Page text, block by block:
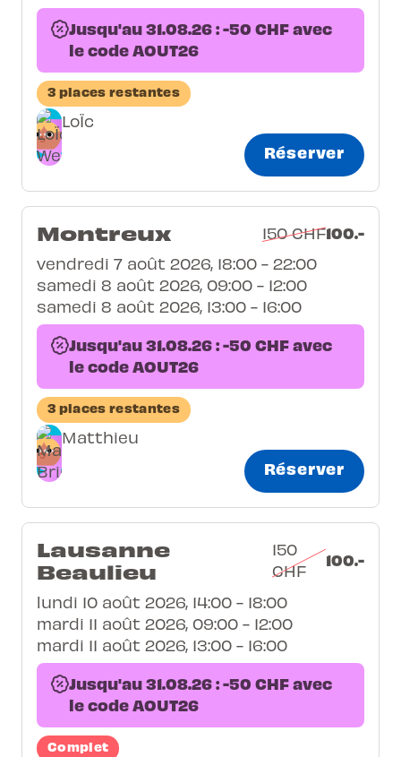
Jusqu'au 31.08.26 : -50 CHF avec
le code AOUT26
3 places restantes
LoÏc
Réserver
Montreux 150 CHF100.-
vendredi 7 août 2026, 18:00 - 22:00
samedi 8 août 2026, 09:00 - 12:00
samedi 8 août 2026, 13:00 - 16:00
Jusqu'au 31.08.26 : -50 CHF avec
le code AOUT26
3 places restantes
Matthieu
Réserver
Lausanne
Beaulieu
150
CHF
100.-
lundi 10 août 2026, 14:00 - 18:00
mardi 11 août 2026, 09:00 - 12:00
mardi 11 août 2026, 13:00 - 16:00
Jusqu'au 31.08.26 : -50 CHF avec
le code AOUT26
Complet